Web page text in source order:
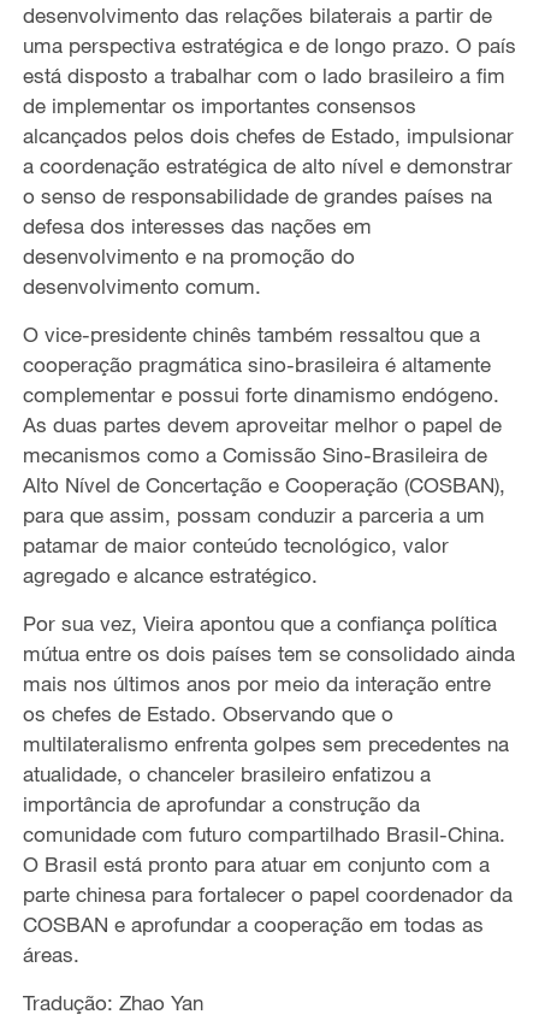
desenvolvimento das relações bilaterais a partir de
uma perspectiva estratégica e de longo prazo. O país
está disposto a trabalhar com o lado brasileiro a fim
de implementar os importantes consensos
alcançados pelos dois chefes de Estado, impulsionar
a coordenação estratégica de alto nível e demonstrar
o senso de responsabilidade de grandes países na
defesa dos interesses das nações em
desenvolvimento e na promoção do
desenvolvimento comum.
O vice-presidente chinês também ressaltou que a
cooperação pragmática sino-brasileira é altamente
complementar e possui forte dinamismo endógeno.
As duas partes devem aproveitar melhor o papel de
mecanismos como a Comissão Sino-Brasileira de
Alto Nível de Concertação e Cooperação (COSBAN),
para que assim, possam conduzir a parceria a um
patamar de maior conteúdo tecnológico, valor
agregado e alcance estratégico.
Por sua vez, Vieira apontou que a confiança política
mútua entre os dois países tem se consolidado ainda
mais nos últimos anos por meio da interação entre
os chefes de Estado. Observando que o
multilateralismo enfrenta golpes sem precedentes na
atualidade, o chanceler brasileiro enfatizou a
importância de aprofundar a construção da
comunidade com futuro compartilhado Brasil-China.
O Brasil está pronto para atuar em conjunto com a
parte chinesa para fortalecer o papel coordenador da
COSBAN e aprofundar a cooperação em todas as
áreas.
Tradução: Zhao Yan